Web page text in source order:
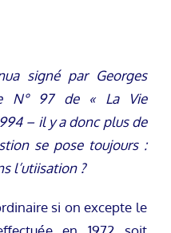
signé par Georges
N° 97 de « La Vie
– il y a donc plus de
se pose toujours :
l’utiisation ?
si on excepte le